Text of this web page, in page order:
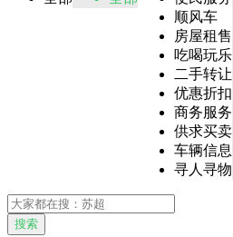
顺风车
房屋租售
吃喝玩乐
二手转让
优惠折扣
商务服务
供求买卖
车辆信息
寻人寻物
搜索